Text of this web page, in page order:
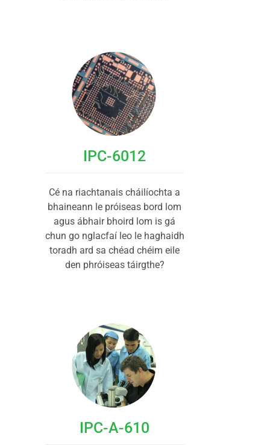
IPC-6012
Cé na riachtanais cháilíochta a
bhaineann le próiseas bord lom
agus ábhair bhoird lom is gá
chun go nglacfaí leo le haghaidh
toradh ard sa chéad chéim eile
den phróiseas táirgthe?
IPC-A-610